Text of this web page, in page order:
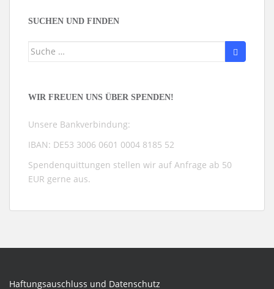
SUCHEN UND FINDEN
Suche
WIR FREUEN UNS ÜBER SPENDEN!
Unsere Bankverbindung:
IBAN: DE53 3006 0601 0004 8185 52
Spendenquittungen stellen wir auf Anfrage ab 50
EUR gerne aus.
Haftungsauschluss und Datenschutz